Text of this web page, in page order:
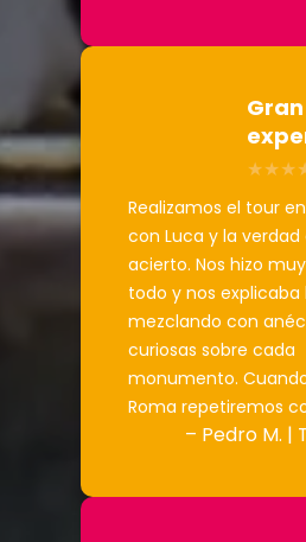
Gran
Realizamos el tour
con Luca y la
acierto. Nos hizo
todo y nos explicaba
mezclando con
curiosas sobre cada
monumento.
Roma repetiremos
– Pedro M. |